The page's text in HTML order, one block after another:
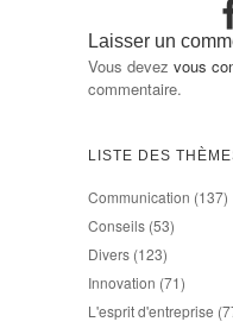
Laisser un
Vous devez vous
commentaire.
LISTE DES
Communication (137)
Conseils (53)
Divers (123)
Innovation (71)
L'esprit d'entreprise